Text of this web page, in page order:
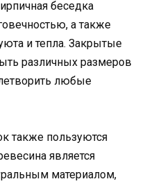
беседка
а также
и тепла. Закрытые
различных размеров
любые
также пользуются
является
материалом,